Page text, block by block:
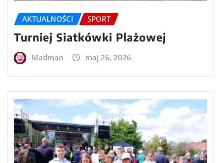
AKTUALNOŚCI SPORT
Turniej Siatkówki Plażowej
Madman maj 26, 2026